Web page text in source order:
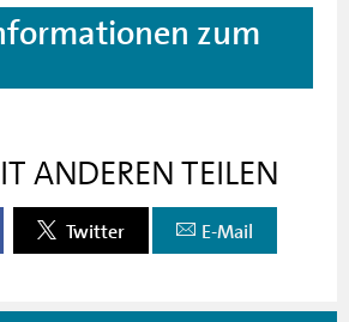
zum
ANDEREN TEILEN
Twitter E-Mail